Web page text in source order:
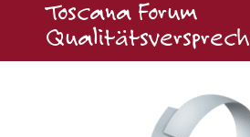
Toscana Forum